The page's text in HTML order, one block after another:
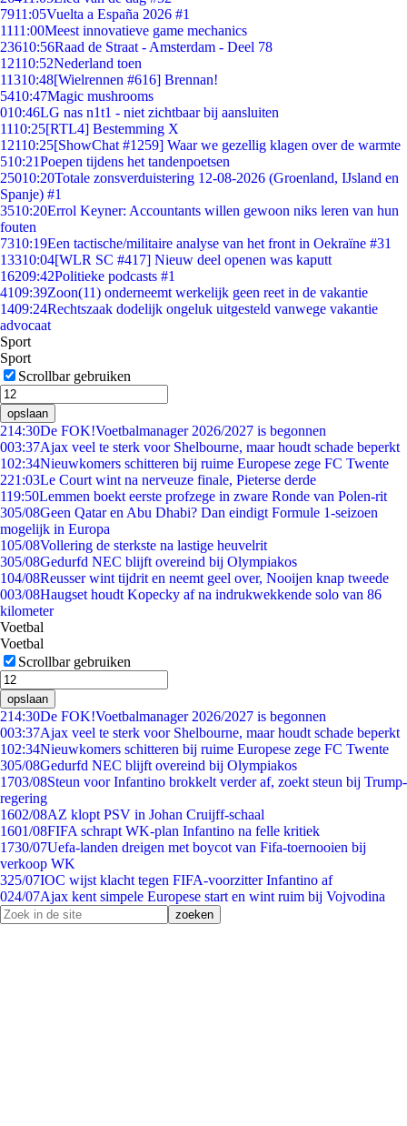
7911:05Vuelta a España 2026 #1
1111:00Meest innovatieve game mechanics
23610:56Raad de Straat - Amsterdam - Deel 78
12110:52Nederland toen
11310:48[Wielrennen #616] Brennan!
5410:47Magic mushrooms
010:46LG nas n1t1 - niet zichtbaar bij aansluiten
1110:25[RTL4] Bestemming X
12110:25[ShowChat #1259] Waar we gezellig klagen over de warmte
510:21Poepen tijdens het tandenpoetsen
25010:20Totale zonsverduistering 12-08-2026 (Groenland, IJsland en
Spanje) #1
3510:20Errol Keyner: Accountants willen gewoon niks leren van hun
fouten
7310:19Een tactische/militaire analyse van het front in Oekraïne #31
13310:04[WLR SC #417] Nieuw deel openen was kaputt
16209:42Politieke podcasts #1
4109:39Zoon(11) onderneemt werkelijk geen reet in de vakantie
1409:24Rechtszaak dodelijk ongeluk uitgesteld vanwege vakantie
advocaat
Sport
Sport
Scrollbar gebruiken
opslaan
214:30De FOK!Voetbalmanager 2026/2027 is begonnen
003:37Ajax veel te sterk voor Shelbourne, maar houdt schade beperkt
102:34Nieuwkomers schitteren bij ruime Europese zege FC Twente
221:03Le Court wint na nerveuze finale, Pieterse derde
119:50Lemmen boekt eerste profzege in zware Ronde van Polen-rit
305/08Geen Qatar en Abu Dhabi? Dan eindigt Formule 1-seizoen
mogelijk in Europa
105/08Vollering de sterkste na lastige heuvelrit
305/08Gedurfd NEC blijft overeind bij Olympiakos
104/08Reusser wint tijdrit en neemt geel over, Nooijen knap tweede
003/08Haugset houdt Kopecky af na indrukwekkende solo van 86
kilometer
Voetbal
Voetbal
Scrollbar gebruiken
opslaan
214:30De FOK!Voetbalmanager 2026/2027 is begonnen
003:37Ajax veel te sterk voor Shelbourne, maar houdt schade beperkt
102:34Nieuwkomers schitteren bij ruime Europese zege FC Twente
305/08Gedurfd NEC blijft overeind bij Olympiakos
1703/08Steun voor Infantino brokkelt verder af, zoekt steun bij Trump-
regering
1602/08AZ klopt PSV in Johan Cruijff-schaal
1601/08FIFA schrapt WK-plan Infantino na felle kritiek
1730/07Uefa-landen dreigen met boycot van Fifa-toernooien bij
verkoop WK
325/07IOC wijst klacht tegen FIFA-voorzitter Infantino af
024/07Ajax kent simpele Europese start en wint ruim bij Vojvodina